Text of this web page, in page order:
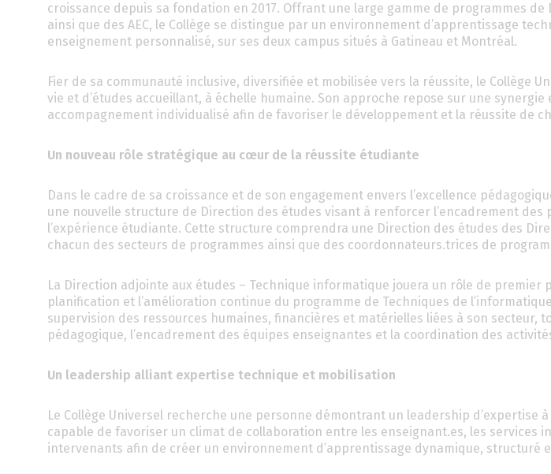
croissance depuis sa fondation en 2017. Offrant une large gamme de programmes
ainsi que des AEC, le Collège se distingue par un environnement d’apprentissage
enseignement personnalisé, sur ses deux campus situés à Gatineau et Montréal.
Fier de sa communauté inclusive, diversifiée et mobilisée vers la réussite, le Collège
vie et d’études accueillant, à échelle humaine. Son approche repose sur une
accompagnement individualisé afin de favoriser le développement et la réussite de
Un nouveau rôle stratégique au cœur de la réussite étudiante
Dans le cadre de sa croissance et de son engagement envers l’excellence
une nouvelle structure de Direction des études visant à renforcer l’encadrement des
l’expérience étudiante. Cette structure comprendra une Direction des études des
chacun des secteurs de programmes ainsi que des coordonnateurs.trices de
La Direction adjointe aux études – Technique informatique jouera un rôle de premier
planification et l’amélioration continue du programme de Techniques de
supervision des ressources humaines, financières et matérielles liées à son secteur,
pédagogique, l’encadrement des équipes enseignantes et la coordination des
Un leadership alliant expertise technique et mobilisation
Le Collège Universel recherche une personne démontrant un leadership d’expertise
capable de favoriser un climat de collaboration entre les enseignant.es, les services
intervenants afin de créer un environnement d’apprentissage dynamique, structuré